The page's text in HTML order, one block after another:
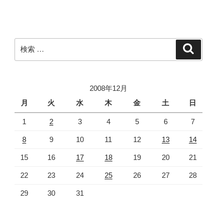
ン
索:
2008年12月
月
火 水 木 金 土 日
1 2 3 4 5 6 7
8 9 10 11 12 13 14
15 16 17 18 19 20 21
22 23 24 25 26 27 28
29 30 31